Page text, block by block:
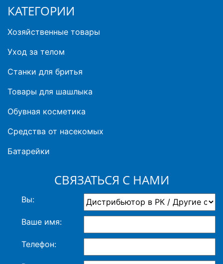
КАТЕГОРИИ
Хозяйственные товары
Уход за телом
Станки для бритья
Товары для шашлыка
Обувная косметика
Средства от насекомых
Батарейки
СВЯЗАТЬСЯ С НАМИ
Вы:
Ваше имя:
Телефон: